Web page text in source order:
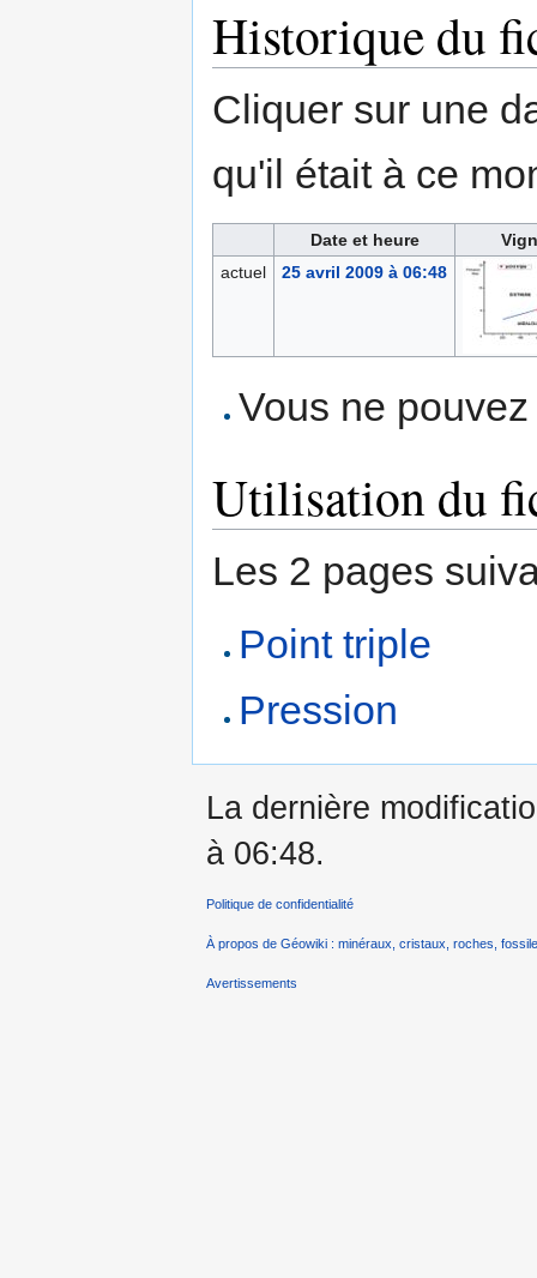
Historique du
Cliquer sur une
qu'il était à ce
Date et heure
actuel
25 avril 2009 à 06:48
Vous ne
Utilisation du
Les 2 pages
Point triple
Pression
La dernière
à 06:48.
Politique de confidentialité
À propos de Géowiki : minéraux, cristaux, roches,
Avertissements